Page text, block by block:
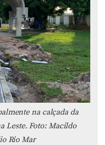
na calçada da
Leste. Foto: Macildo
Rio Mar